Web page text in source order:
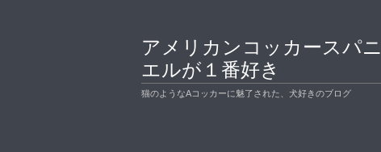
アメリカンコッカースパニ
エルが１番好き
猫のようなAコッカーに魅了された、犬好きのブログ